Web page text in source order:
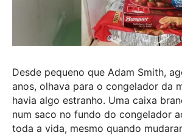
Desde pequeno que Adam Smith,
anos, olhava para o congelador da
havia algo estranho. Uma caixa
num saco no fundo do congelador
toda a vida, mesmo quando